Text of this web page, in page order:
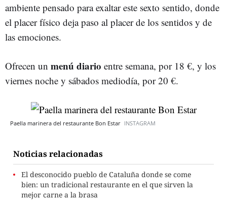
ambiente pensado para exaltar este sexto sentido, donde
el placer físico deja paso al placer de los sentidos y de
las emociones.
Ofrecen un menú diario entre semana, por 18 €, y los
viernes noche y sábados mediodía, por 20 €.
Paella marinera del restaurante Bon Estar INSTAGRAM
Noticias relacionadas
El desconocido pueblo de Cataluña donde se come
bien: un tradicional restaurante en el que sirven la
mejor carne a la brasa